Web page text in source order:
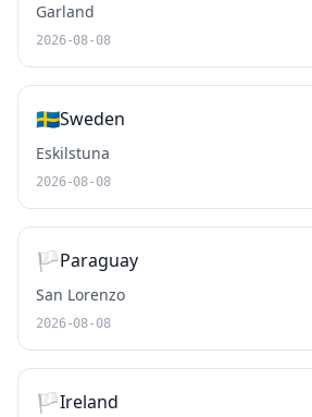
Garland
2026-08-08
🇸🇪Sweden
Eskilstuna
2026-08-08
🏳️Paraguay
San Lorenzo
2026-08-08
🏳️Ireland